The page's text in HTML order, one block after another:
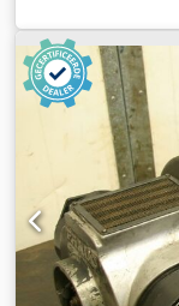
20 mm -Bouw:
195/155/H155